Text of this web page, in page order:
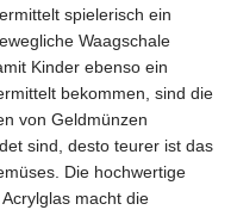
spielerisch ein
Waagschale
Kinder ebenso ein
bekommen, sind die
von Geldmünzen
sind, desto teurer ist das
Die hochwertige
macht die